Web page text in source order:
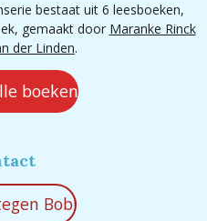
bestaat uit 6 leesboeken,
gemaakt door Maranke Rinck
der Linden.
boeken
Bob!